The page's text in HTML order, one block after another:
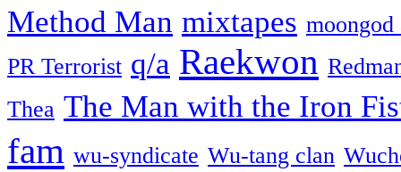
Method Man mixtapes moongod
PR Terrorist q/a Raekwon
Thea The Man with the Iron
fam wu-syndicate Wu-tang clan